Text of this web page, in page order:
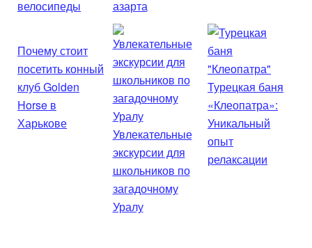
велосипеды азарта
Почему стоит
посетить конный
клуб Golden
Horse в
Харькове
Увлекательные
экскурсии для
школьников по
загадочному
Уралу
Турецкая баня
«Клеопатра»:
Уникальный
опыт
релаксации